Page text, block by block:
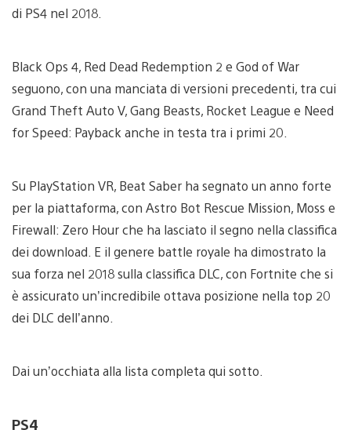
di PS4 nel 2018.
Black Ops 4, Red Dead Redemption 2 e God of War
seguono, con una manciata di versioni precedenti, tra cui
Grand Theft Auto V, Gang Beasts, Rocket League e Need
for Speed: Payback anche in testa tra i primi 20.
Su PlayStation VR, Beat Saber ha segnato un anno forte
per la piattaforma, con Astro Bot Rescue Mission, Moss e
Firewall: Zero Hour che ha lasciato il segno nella classifica
dei download. E il genere battle royale ha dimostrato la
sua forza nel 2018 sulla classifica DLC, con Fortnite che si
è assicurato un’incredibile ottava posizione nella top 20
dei DLC dell’anno.
Dai un’occhiata alla lista completa qui sotto.
PS4